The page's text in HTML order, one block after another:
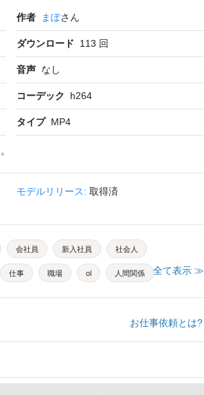
作者 まぽさん
ダウンロード 113 回
音声 なし
コーデック h264
タイプ MP4
モデルリリース:取得済
会社員 新入社員 社会人
仕事 職場 ol 人間関係
リー 30代 コミュニケーション
元気
全て表示 ≫
お仕事依頼とは?